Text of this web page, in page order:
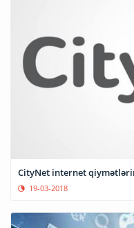
CityNet internet
19-03-2018